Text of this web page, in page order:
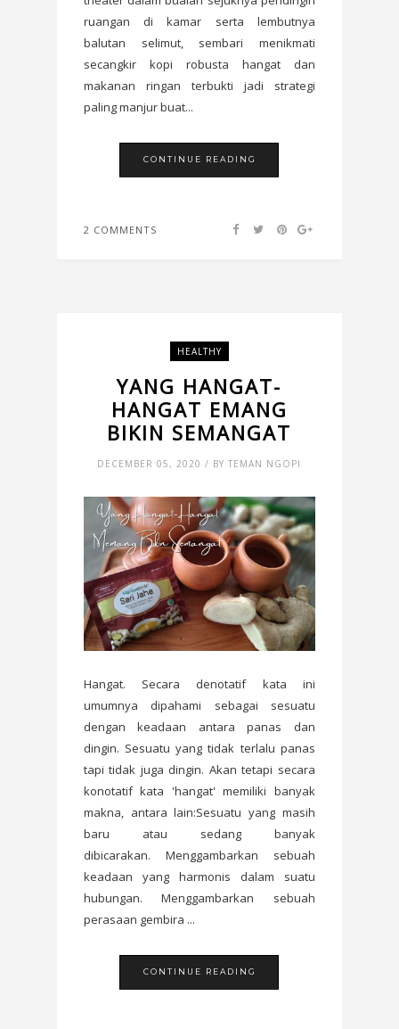
ruangan di kamar serta lembutnya
balutan selimut, sembari menikmati
secangkir kopi robusta hangat dan
makanan ringan terbukti jadi strategi
paling manjur buat...
CONTINUE READING
2 COMMENTS
HEALTHY
YANG HANGAT-
HANGAT EMANG
BIKIN SEMANGAT
DECEMBER 05, 2020 / BY TEMAN NGOPI
Hangat. Secara denotatif kata ini
umumnya dipahami sebagai sesuatu
dengan keadaan antara panas dan
dingin. Sesuatu yang tidak terlalu panas
tapi tidak juga dingin. Akan tetapi secara
konotatif kata 'hangat' memiliki banyak
makna, antara lain:Sesuatu yang masih
baru atau sedang banyak
dibicarakan. Menggambarkan sebuah
keadaan yang harmonis dalam suatu
hubungan. Menggambarkan sebuah
perasaan gembira ...
CONTINUE READING